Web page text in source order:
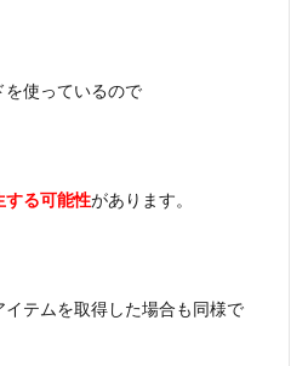
を使っているので
する可能性があります。
イテムを取得した場合も同様で